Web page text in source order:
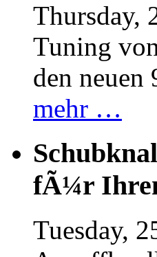
Thursday,
Tuning
den neuen
mehr …
fÃ¼r
Tuesday,